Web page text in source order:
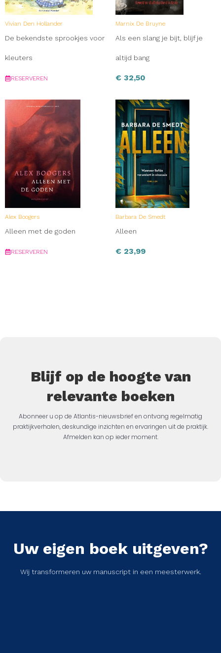
Vivian Den Hollander
De bekendste sprookjes voor
kleuters
RESERVEREN
Marnix De Bruyne
Als een slang je bijt, blijf je
altijd bang
€ 32,50
Alex Boogers
Alleen met de goden
RESERVEREN
Barbara De Smedt
Alleen
€ 23,99
Blijf op de hoogte van
relevante boeken
Abonneer u op de Atlantis-nieuwsbrief en ontvang regelmatig
praktijkverhalen, deskundige inzichten en ervaringen uit de praktijk.
Afmelden kan op ieder moment.
Uw eigen boek uitgeven?
Wij transformeren uw manuscript in een meesterwerk.